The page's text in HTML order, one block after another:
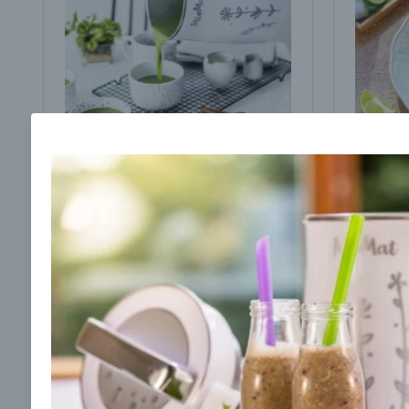
cesnakom od LaPetit
00:25 Zobraziť 00:25
Odber noviniek a akcií
Odoslaním registrácie na Newsletter